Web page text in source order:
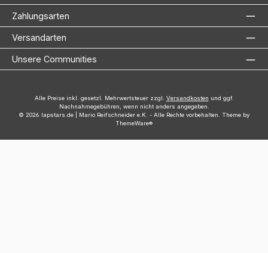
Zahlungsarten
Versandarten
Unsere Communities
Alle Preise inkl. gesetzl. Mehrwertsteuer zzgl. Versandkosten und ggf.
Nachnahmegebühren, wenn nicht anders angegeben.
© 2026 lapstars.de | Mario Reifschneider e.K. - Alle Rechte vorbehalten. Theme by
ThemeWare®